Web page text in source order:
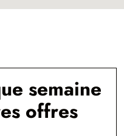
semaine
offres